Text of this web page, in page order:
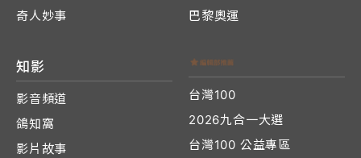
奇人妙事
巴黎奧運
知影
影音頻道
鴿知窩
影片故事
台灣100
2026九合一大選
台灣100 公益專區